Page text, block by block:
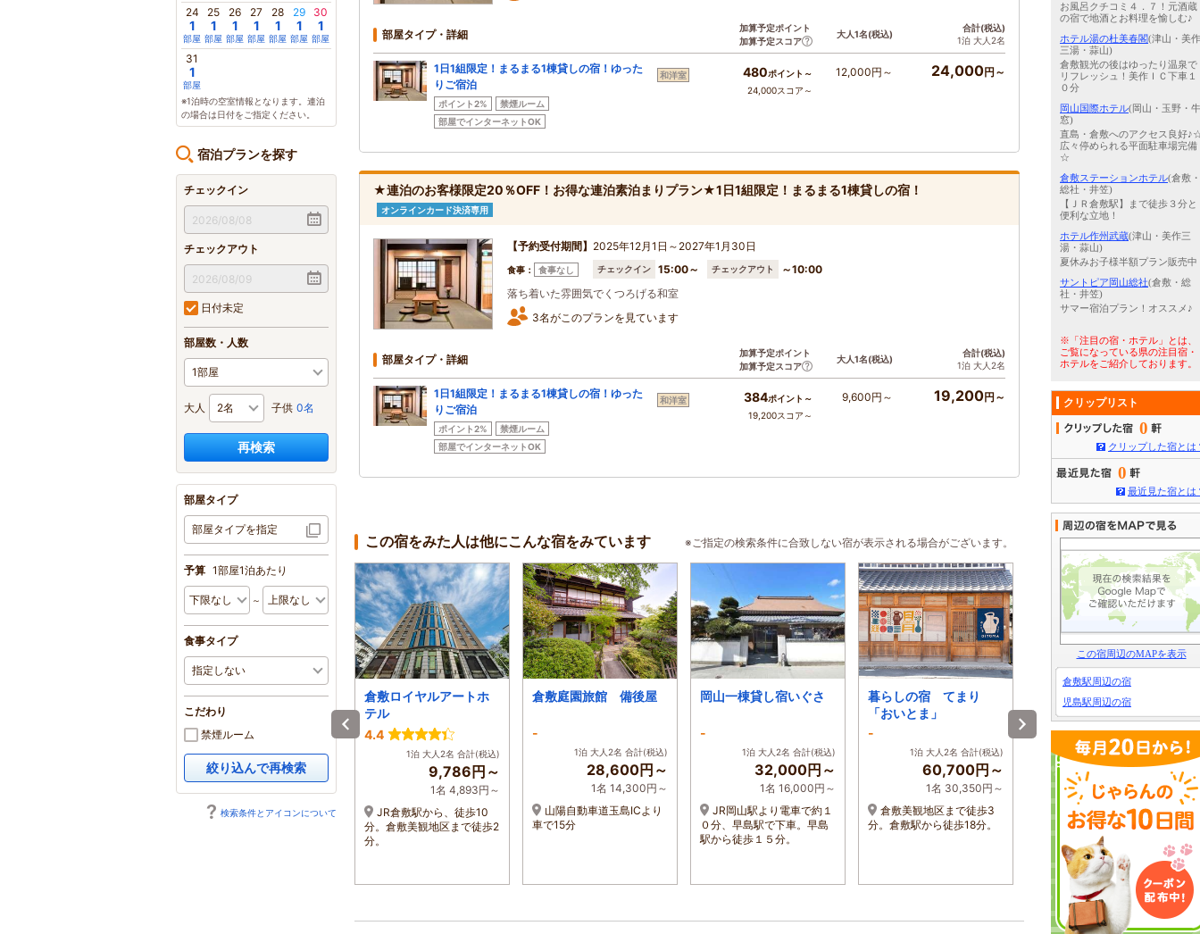
24
1
部屋
25
1
部屋
26
1
部屋
27
1
部屋
28
1
部屋
29
1
部屋
30
1
部屋
31
1
部屋
※1泊時の空室情報となります。連泊
の場合は日付をご指定ください。
宿泊プランを探す
チェックイン
チェックアウト
日付未定
部屋数・人数
大人 子供 0名
再検索
部屋タイプ
部屋タイプを指定
予算 1部屋1泊あたり
～
食事タイプ
こだわり
禁煙ルーム
絞り込んで再検索
検索条件とアイコンについて
部屋タイプ・詳細
加算予定ポイント
加算予定スコア
大人1名(税込)
合計(税込)
1泊 大人2名
1日1組限定！まるまる1棟貸しの宿！ゆった
りご宿泊
ポイント2%
禁煙ルーム
部屋でインターネットOK
和洋室 480ポイント～
24,000スコア～
12,000円～ 24,000円～
★連泊のお客様限定20％OFF！お得な連泊素泊まりプラン★1日1組限定！まるまる1棟貸しの宿！
オンラインカード決済専用
【予約受付期間】 2025年12月1日～2027年1月30日
食事： 食事なし チェックイン 15:00～ チェックアウト
～10:00
落ち着いた雰囲気でくつろげる和室
3名がこのプランを見ています
部屋タイプ・詳細
加算予定ポイント
加算予定スコア
大人1名(税込)
合計(税込)
1泊 大人2名
1日1組限定！まるまる1棟貸しの宿！ゆった
りご宿泊
ポイント2%
禁煙ルーム
部屋でインターネットOK
和洋室 384ポイント～
19,200スコア～
9,600円～ 19,200円～
この宿をみた人は他にこんな宿をみています ※ご指定の検索条件に合致しない宿が表示される場合がございます。
あぶと倉敷館
5.0
1泊 大人2名 合計(税込)
27,000円～
1名 13,500円～
ＪＲ倉敷駅より徒歩にて
倉敷ロイヤルアートホ
テル
4.4
1泊 大人2名 合計(税込)
9,786円～
1名 4,893円～
JR倉敷駅から、徒歩10
分。倉敷美観地区まで徒歩2
分。
倉敷庭園旅館 備後屋
-
1泊 大人2名 合計(税込)
28,600円～
1名 14,300円～
山陽自動車道玉島ICより
車で15分
岡山一棟貸し宿いぐさ
-
1泊 大人2名 合計(税込)
32,000円～
1名 16,000円～
JR岡山駅より電車で約１
０分、早島駅で下車。早島
駅から徒歩１５分。
暮らしの宿 てまり
「おいとま」
-
1泊 大人2名 合計(税込)
60,700円～
1名 30,350円～
倉敷美観地区まで徒歩3
分。倉敷駅から徒歩18分。
暮らしの宿 てまり
「ゆきかい」
-
1泊 大人2名 合計(税込)
27,100円～
1名 13,550円～
倉敷駅から駅前商店街を
歩いて約12分、倉敷美観地
区内。お車の方は近くに専
用駐車場（1台）がございま
す。
お風呂クチコミ４．７！元酒蔵
の宿で地酒とお料理を愉しむ♪
ホテル湯の杜美春閣(津山・美作
三湯・蒜山)
倉敷観光の後はゆったり温泉で
リフレッシュ！美作ＩＣ下車１
０分
岡山国際ホテル(岡山・玉野・牛
窓)
直島・倉敷へのアクセス良好
広々停められる平面駐車場完備
☆
倉敷ステーションホテル(倉敷・
総社・井笠)
【ＪＲ倉敷駅】まで徒歩３分と
便利な立地！
ホテル作州武蔵(津山・美作三
湯・蒜山)
夏休みお子様半額プラン販売中
サントピア岡山総社(倉敷・総
社・井笠)
サマー宿泊プラン！オススメ♪
※「注目の宿・ホテル」とは、
ご覧になっている県の注目宿・
ホテルをご紹介しております。
クリップリスト
0
クリップした宿とは
0
最近見た宿とは
この宿周辺のMAPを表示
倉敷駅周辺の宿
児島駅周辺の宿